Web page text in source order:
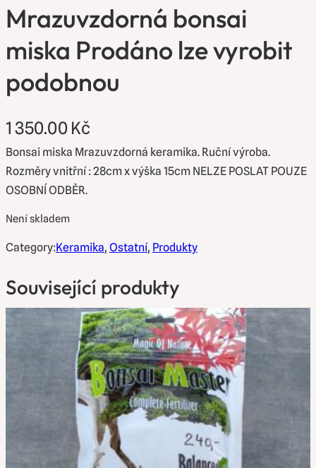
Mrazuvzdorná bonsai
miska Prodáno lze vyrobit
podobnou
1 350.00 Kč
Bonsai miska Mrazuvzdorná keramika. Ruční výroba.
Rozměry vnitřní : 28cm x výška 15cm NELZE POSLAT POUZE
OSOBNÍ ODBĚR.
Není skladem
Category:Keramika, Ostatní, Produkty
Související produkty